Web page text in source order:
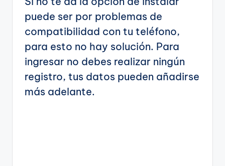
puede ser por problemas de
compatibilidad con tu teléfono,
para esto no hay solución. Para
ingresar no debes realizar ningún
registro, tus datos pueden añadirse
más adelante.